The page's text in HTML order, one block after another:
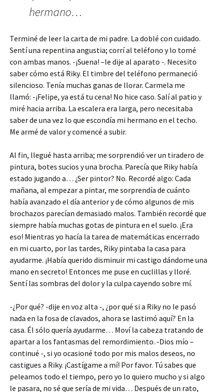
hermano…
Terminé de leer la carta de mi padre. La doblé con cuidado.
Sentí una repentina angustia; corrí al teléfono y lo tomé
con ambas manos. -¡Suena! –le dije al aparato -. Necesito
saber cómo está Riky. El timbre del teléfono permaneció
silencioso. Tenía muchas ganas de llorar. Carmela me
llamó: -¡Felipe, ya está tu cena! No hice caso. Salí al patio y
miré hacia arriba. La escalera era larga, pero necesitaba
saber de una vez lo que escondía mi hermano en el techo.
Me armé de valor y comencé a subir.
Al fin, llegué hasta arriba; me sorprendió ver un tiradero de
pintura, botes sucios y una brocha. Parecía que Riky había
estado jugando a… ¿Ser pintor? No. Recordé algo: Cada
mañana, al empezar a pintar, me sorprendía de cuánto
había avanzado el día anterior y de cómo algunos de mis
brochazos parecían demasiado malos. También recordé que
siempre había muchas gotas de pintura en el suelo. ¡Era
eso! Mientras yo hacía la tarea de matemáticas encerrado
en mi cuarto, por las tardes, Riky pintaba la casa para
ayudarme. ¡Había querido disminuir mi castigo dándome una
mano en secreto! Entonces me puse en cuclillas y lloré.
Sentí las sombras del dolor y la culpa cayendo sobre mí.
-¿Por qué? -dije en voz alta -, ¿por qué si a Riky no le pasó
nada en la fosa de clavados, ahora se lastimó aquí? En la
casa. Él sólo quería ayudarme… Moví la cabeza tratando de
apartar a los fantasmas del remordimiento. -Dios mío –
continué -, si yo ocasioné todo por mis malos deseos, no
castigues a Riky. ¡Castígame a mí! Por favor. Tú sabes que
peleamos todo el tiempo, pero yo lo quiero mucho y si algo
le pasara, no sé que sería de mi vida… Después de un rato,